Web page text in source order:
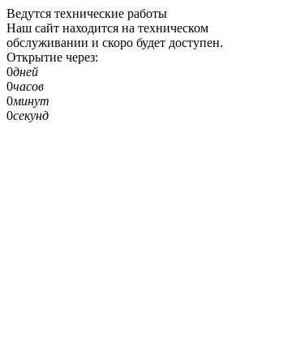
Ведутся технические работы
Наш сайт находится на техническом
обслуживании и скоро будет доступен.
Открытие через:
0дней
0часов
0минут
0секунд